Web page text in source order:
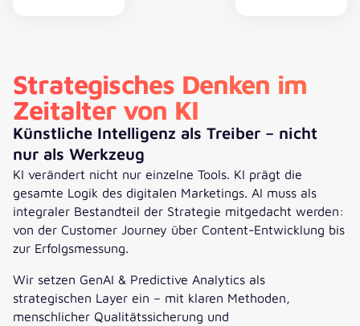
über vier
Mal Silber
Silber und
Strategisches Denken im
Zeitalter von KI
Künstliche Intelligenz als Treiber – nicht
nur als Werkzeug
KI verändert nicht nur einzelne Tools. KI prägt die
gesamte Logik des digitalen Marketings. AI muss als
integraler Bestandteil der Strategie mitgedacht werden:
von der Customer Journey über Content-Entwicklung bis
zur Erfolgsmessung.
Wir setzen GenAI & Predictive Analytics als
strategischen Layer ein – mit klaren Methoden,
menschlicher Qualitätssicherung und